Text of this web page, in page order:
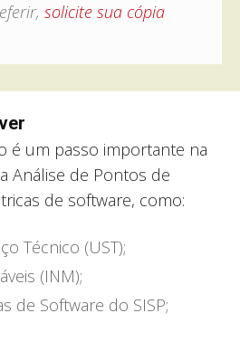
solicite sua cópia
é um passo importante na
Análise de Pontos de
de software, como:
Técnico (UST);
(INM);
de Software do SISP;